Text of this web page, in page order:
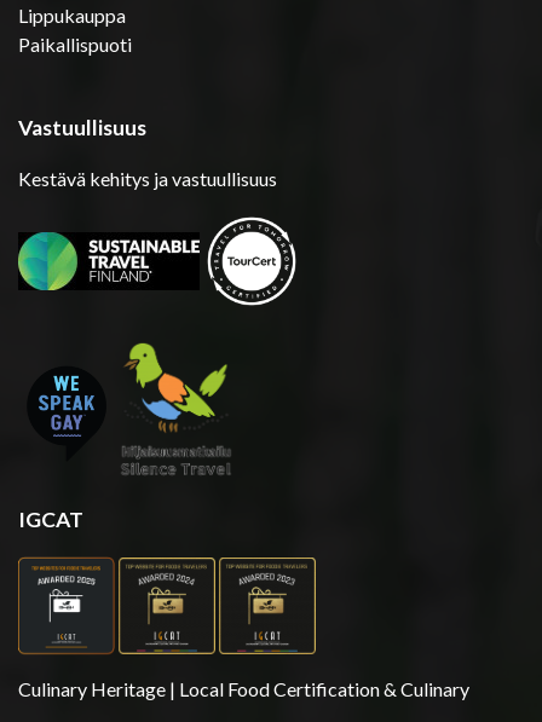
Lippukauppa
Paikallispuoti
Vastuullisuus
Kestävä kehitys ja vastuullisuus
IGCAT
Culinary Heritage | Local Food Certification & Culinary